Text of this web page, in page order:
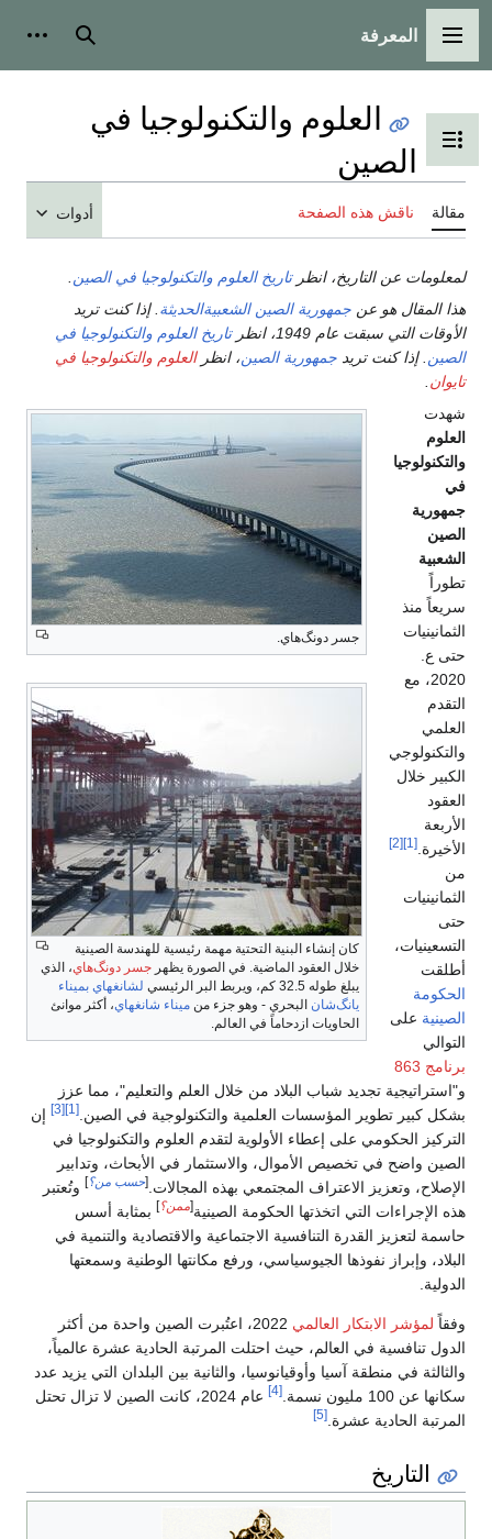
القائمة الرئيسية
المعرفة بحث
تبديل عرض جدول المحتويات
العلوم والتكنولوجيا في
الصين
مقالة ناقش هذه الصفحة أدوات
لمعلومات عن التاريخ، انظرتاريخ العلوم والتكنولوجيا في الصين
هذا المقال هو عن جمهورية الصين الشعبيةالحديثة . إذا كنت تريد
الأوقات التي سبقت عام 1949، انظر
تاريخ العلوم والتكنولوجيا في
الصين . إذا كنت تريد جمهورية الصين، انظرالعلوم والتكنولوجيا في
تايوان
جسر دونگ‌هاي.
كان إنشاء البنية التحتية مهمة رئيسية للهندسة الصينية
خلال العقود الماضية. في الصورة يظهر جسر دونگ‌هاي، الذي
يبلغ طوله 32.5 كم، ويربط البر الرئيسي
لشانغهاي بميناء
يانگ‌شان البحري - وهو جزء من ميناء شانغهاي، أكثر موانئ
الحاويات ازدحاماً في العالم.
شهدت
العلوم
والتكنولوجيا
في
جمهورية
الصين
الشعبية
تطوراً
سريعاً منذ
الثمانينيات
حتى ع.
2020، مع
التقدم
العلمي
والتكنولوجي
الكبير خلال
العقود
الأربعة
الأخيرة. [1]
[2]
من
الثمانينيات
حتى
التسعينيات،
أطلقت
الحكومة
الصينية على
التوالي
برنامج 863
و"استراتيجية تجديد شباب البلاد من خلال العلم والتعليم"، مما عزز
بشكل كبير تطوير المؤسسات العلمية والتكنولوجية في الصين. [1]
[3]
إن
التركيز الحكومي على إعطاء الأولوية لتقدم العلوم والتكنولوجيا في
الصين واضح في تخصيص الأموال، والاستثمار في الأبحاث، وتدابير
الإصلاح، وتعزيز الاعتراف المجتمعي بهذه المجالات. [حسب من؟] وتُعتبر
هذه الإجراءات التي اتخذتها الحكومة الصينية[ممن؟] بمثابة أسس
حاسمة لتعزيز القدرة التنافسية الاجتماعية والاقتصادية والتنمية في
البلاد، وإبراز نفوذها الجيوسياسي، ورفع مكانتها الوطنية وسمعتها
الدولية.
وفقاً لمؤشر الابتكار العالمي
2022، اعتُبرت الصين واحدة من أكثر
الدول تنافسية في العالم، حيث احتلت المرتبة الحادية عشرة عالمياً،
والثالثة في منطقة آسيا وأوقيانوسيا، والثانية بين البلدان التي يزيد عدد
سكانها عن 100 مليون نسمة.
[4]
عام 2024، كانت الصين لا تزال تحتل
المرتبة الحادية عشرة. [5]
التاريخ